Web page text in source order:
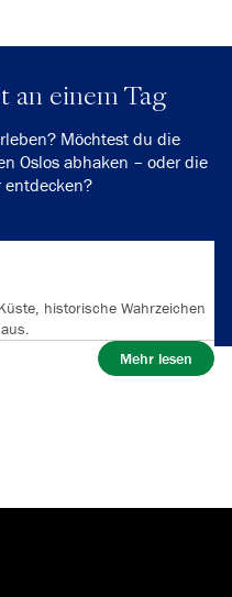
an einem Tag
Möchtest du die
Oslos abhaken – oder die
entdecken?
historische Wahrzeichen
Mehr lesen